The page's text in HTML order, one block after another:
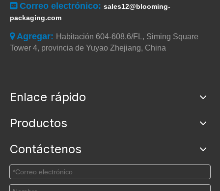
Correo electrónico: sales12@blooming-
packaging.com
Agregar: Habitación 604-608,6/FL, Siming Square
Tower 4, provincia de Yuyao Zhejiang, China
Enlace rápido
Productos
Contáctenos